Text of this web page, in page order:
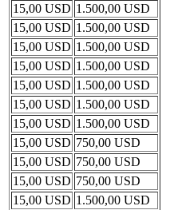
15,00 USD 1.500,00 USD
15,00 USD 1.500,00 USD
15,00 USD 1.500,00 USD
15,00 USD 1.500,00 USD
15,00 USD 1.500,00 USD
15,00 USD 1.500,00 USD
15,00 USD 1.500,00 USD
15,00 USD 750,00 USD
15,00 USD 750,00 USD
15,00 USD 750,00 USD
15,00 USD 1.500,00 USD